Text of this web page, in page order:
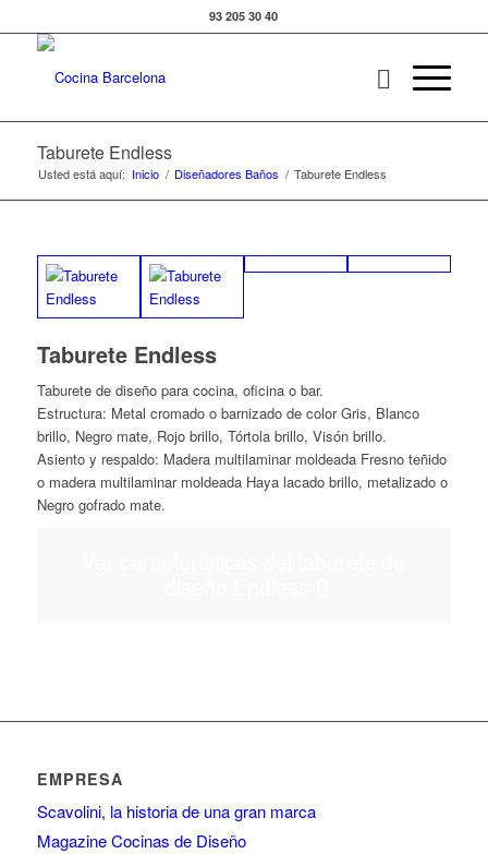
93 205 30 40
Taburete Endless
Usted está aquí: Inicio / Diseñadores Baños / Taburete Endless
Taburete Endless
Taburete de diseño para cocina, oficina o bar.
Estructura: Metal cromado o barnizado de color Gris, Blanco
brillo, Negro mate, Rojo brillo, Tórtola brillo, Visón brillo.
Asiento y respaldo: Madera multilaminar moldeada Fresno teñido
o madera multilaminar moldeada Haya lacado brillo, metalizado o
Negro gofrado mate.
EMPRESA
Scavolini, la historia de una gran marca
Magazine Cocinas de Diseño